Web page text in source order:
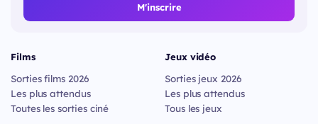
M'inscrire
Films
Sorties films 2026
Les plus attendus
Toutes les sorties ciné
Jeux vidéo
Sorties jeux 2026
Les plus attendus
Tous les jeux